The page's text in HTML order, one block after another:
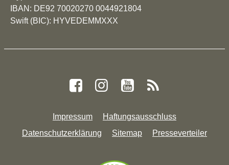
IBAN: DE92 70020270 0044921804
Swift (BIC): HYVEDEMMXXX
Impressum
Haftungsausschluss
Datenschutzerklärung
Sitemap Presseverteiler